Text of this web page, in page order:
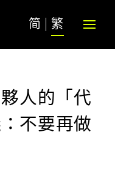
简 繁
人的「代
不要再做